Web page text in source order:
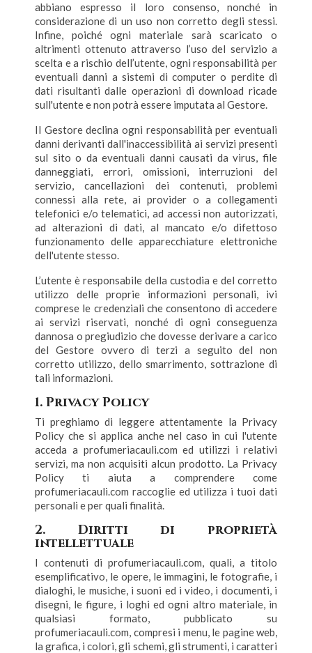
abbiano espresso il loro consenso, nonché in
considerazione di un uso non corretto degli stessi.
Infine, poiché ogni materiale sarà scaricato o
altrimenti ottenuto attraverso l’uso del servizio a
scelta e a rischio dell’utente, ogni responsabilità per
eventuali danni a sistemi di computer o perdite di
dati risultanti dalle operazioni di download ricade
sull'utente e non potrà essere imputata al Gestore.
Il Gestore declina ogni responsabilità per eventuali
danni derivanti dall'inaccessibilità ai servizi presenti
sul sito o da eventuali danni causati da virus, file
danneggiati, errori, omissioni, interruzioni del
servizio, cancellazioni dei contenuti, problemi
connessi alla rete, ai provider o a collegamenti
telefonici e/o telematici, ad accessi non autorizzati,
ad alterazioni di dati, al mancato e/o difettoso
funzionamento delle apparecchiature elettroniche
dell'utente stesso.
L’utente è responsabile della custodia e del corretto
utilizzo delle proprie informazioni personali, ivi
comprese le credenziali che consentono di accedere
ai servizi riservati, nonché di ogni conseguenza
dannosa o pregiudizio che dovesse derivare a carico
del Gestore ovvero di terzi a seguito del non
corretto utilizzo, dello smarrimento, sottrazione di
tali informazioni.
1. Privacy Policy
Ti preghiamo di leggere attentamente la Privacy
Policy che si applica anche nel caso in cui l'utente
acceda a profumeriacauli.com ed utilizzi i relativi
servizi, ma non acquisiti alcun prodotto. La Privacy
Policy ti aiuta a comprendere come
profumeriacauli.com raccoglie ed utilizza i tuoi dati
personali e per quali finalità.
2. Diritti di proprietà
intellettuale
I contenuti di profumeriacauli.com, quali, a titolo
esemplificativo, le opere, le immagini, le fotografie, i
dialoghi, le musiche, i suoni ed i video, i documenti, i
disegni, le figure, i loghi ed ogni altro materiale, in
qualsiasi formato, pubblicato su
profumeriacauli.com, compresi i menu, le pagine web,
la grafica, i colori, gli schemi, gli strumenti, i caratteri